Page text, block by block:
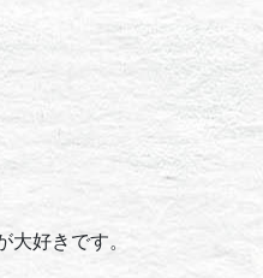
大好きです。